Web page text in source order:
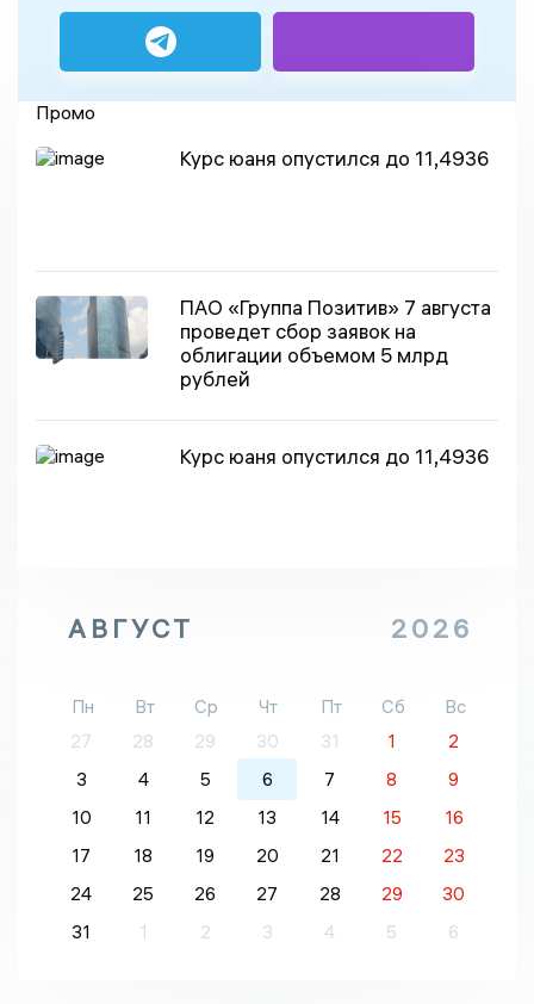
Промо
Курс юаня опустился до 11,4936
ПАО «Группа Позитив» 7 августа
проведет сбор заявок на
облигации объемом 5 млрд
рублей
Курс юаня опустился до 11,4936
АВГУСТ 2026
Пн Вт Ср Чт Пт Сб
Вс
27
28 29 30 31 1
2
3
4 5 6 7 8
9
10
11 12 13 14 15
16
17
18 19 20 21 22
23
24
25 26 27 28 29
30
31
1 2 3 4 5 6